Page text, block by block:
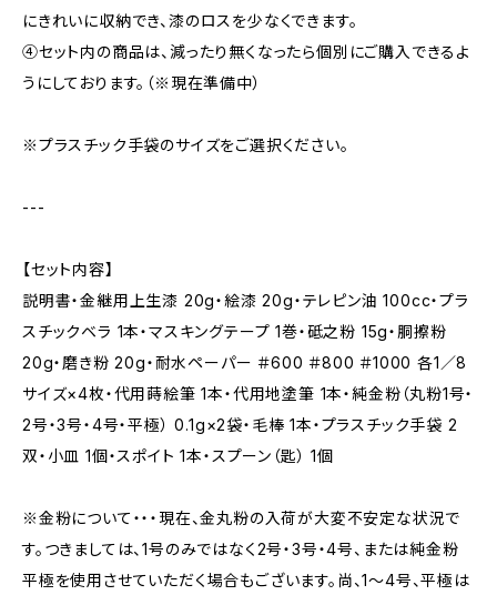
にきれいに収納でき、漆のロスを少なくできます。
④セット内の商品は、減ったり無くなったら個別にご購入できるよ
うにしております。（※現在準備中）
※プラスチック手袋のサイズをご選択ください。
---
【セット内容】
説明書・金継用上生漆 20g・絵漆 20g・テレピン油 100cc・プラ
スチックベラ 1本・マスキングテープ 1巻・砥之粉 15g・胴擦粉
20g・磨き粉 20g・耐水ペーパー ＃600 ＃800 ＃1000 各1／8
サイズ×4枚・代用蒔絵筆 1本・代用地塗筆 1本・純金粉（丸粉1号・
2号・3号・4号・平極） 0.1g×2袋・毛棒 1本・プラスチック手袋 2
双・小皿 1個・スポイト 1本・スプーン（匙） 1個
※金粉について・・・現在、金丸粉の入荷が大変不安定な状況で
す。つきましては、1号のみではなく2号・3号・4号、または純金粉
平極を使用させていただく場合もございます。尚、1〜4号、平極は